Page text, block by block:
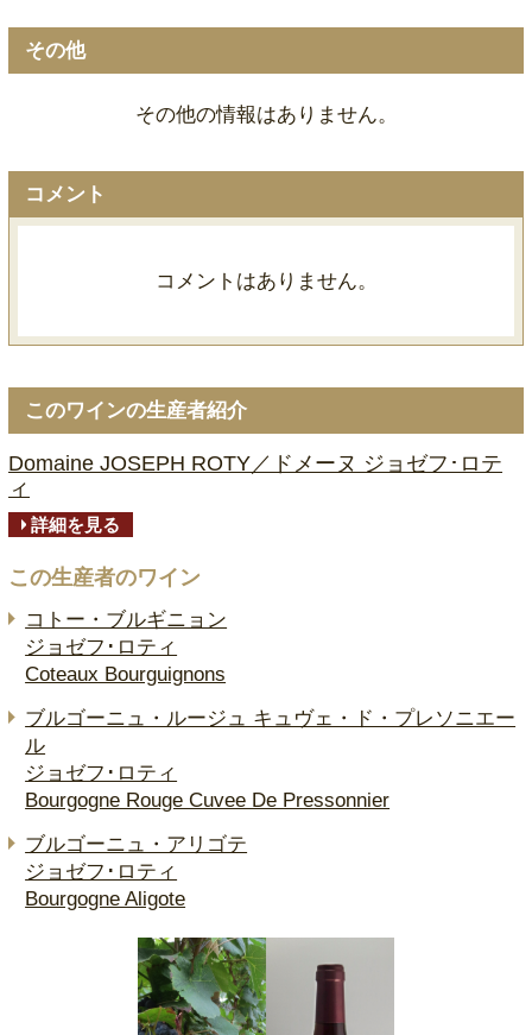
その他
その他の情報はありません。
コメント
コメントはありません。
このワインの生産者紹介
Domaine JOSEPH ROTY／ドメーヌ ジョゼフ･ロテ
ィ
詳細を見る
この生産者のワイン
コトー・ブルギニョン
ジョゼフ･ロティ
Coteaux Bourguignons
ブルゴーニュ・ルージュ キュヴェ・ド・プレソニエー
ル
ジョゼフ･ロティ
Bourgogne Rouge Cuvee De Pressonnier
ブルゴーニュ・アリゴテ
ジョゼフ･ロティ
Bourgogne Aligote